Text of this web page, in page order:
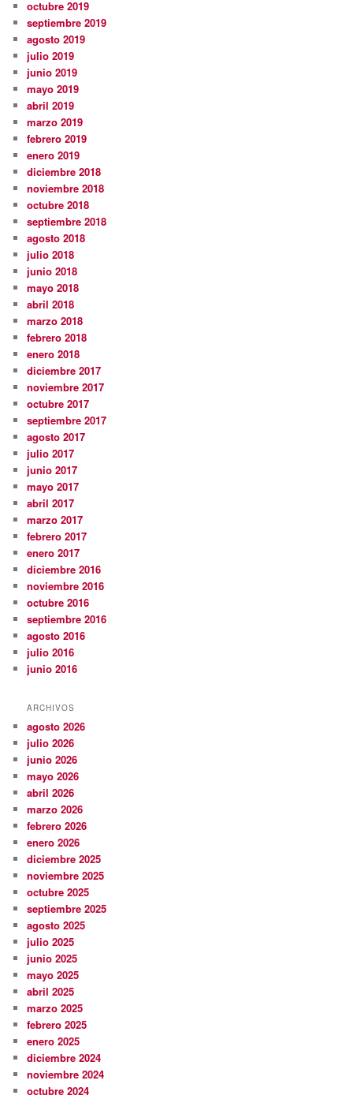
octubre 2019
septiembre 2019
agosto 2019
julio 2019
junio 2019
mayo 2019
abril 2019
marzo 2019
febrero 2019
enero 2019
diciembre 2018
noviembre 2018
octubre 2018
septiembre 2018
agosto 2018
julio 2018
junio 2018
mayo 2018
abril 2018
marzo 2018
febrero 2018
enero 2018
diciembre 2017
noviembre 2017
octubre 2017
septiembre 2017
agosto 2017
julio 2017
junio 2017
mayo 2017
abril 2017
marzo 2017
febrero 2017
enero 2017
diciembre 2016
noviembre 2016
octubre 2016
septiembre 2016
agosto 2016
julio 2016
junio 2016
ARCHIVOS
agosto 2026
julio 2026
junio 2026
mayo 2026
abril 2026
marzo 2026
febrero 2026
enero 2026
diciembre 2025
noviembre 2025
octubre 2025
septiembre 2025
agosto 2025
julio 2025
junio 2025
mayo 2025
abril 2025
marzo 2025
febrero 2025
enero 2025
diciembre 2024
noviembre 2024
octubre 2024